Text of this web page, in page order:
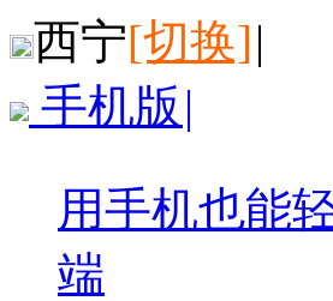
西宁[切换]|
手机版 |
用手机也能
端